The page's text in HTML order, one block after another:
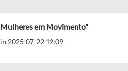
em Movimento"
2025-07-22 12:09